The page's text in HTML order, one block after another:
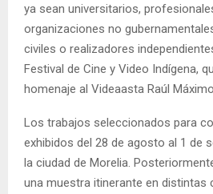
ya sean universitarios,
organizaciones no
civiles o realizadores
Festival de Cine y Video Indígena,
homenaje al Videaasta Raúl
Los trabajos seleccionados para
exhibidos del 28 de agosto al 1 de
la ciudad de Morelia.
una muestra itinerante en distintas